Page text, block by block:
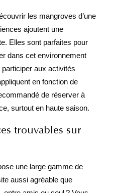
les mangroves d’une
ajoutent une
Elles sont parfaites pour
dans cet environnement
aux activités
en fonction de
de réserver à
surtout en haute saison.
trouvables sur
une large gamme de
aussi agréable que